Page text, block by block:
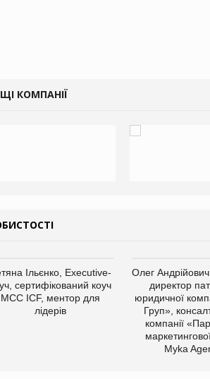
КОМПАНІЇ
Ільєнко, Executive-
сертифікований коуч
МСС ICF, ментор для
лідерів
Олег
директор
юридичної
Груп»,
компанії
Myka